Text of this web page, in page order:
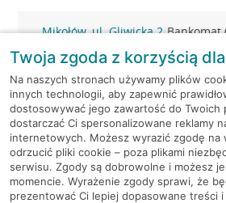
Mikołów, ul. Gliwicka 2 Bankomat
Mikołów, ul. Jana Pawła II 10
Mikołów, ul. Podleska 8A
Mikołów, ul. Rybnicka 7
Mysłowice, Chopina 1 Bankomat
Twoja zgoda z korzyścią
Na naszych stronach używamy plików
innych technologii, aby zapewnić
dostosowywać jego zawartość do Twoich
dostarczać Ci spersonalizowane reklamy
internetowych. Możesz wyrazić zgodę na
odrzucić pliki cookie – poza plikami
serwisu. Zgody są dobrowolne i możesz
momencie. Wyrażenie zgody sprawi, że
prezentować Ci lepiej dopasowane treści